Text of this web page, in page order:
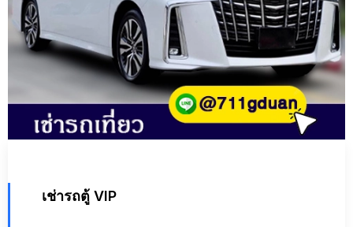
เช่ารถตู้ VIP